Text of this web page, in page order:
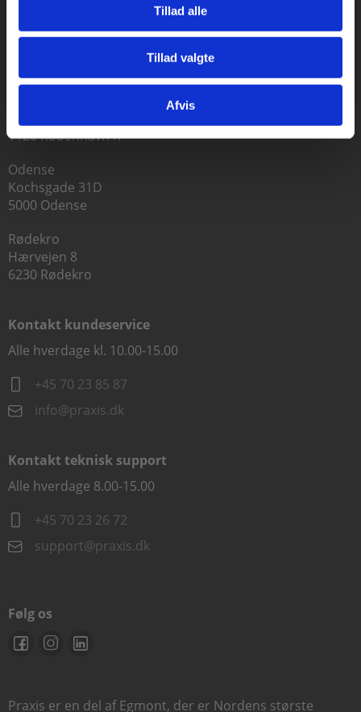
Tillad alle
Tillad valgte
Afvis
1120 København K
Odense
Kochsgade 31D
5000 Odense
Rødekro
Hærvejen 8
6230 Rødekro
Kontakt kundeservice
Alle hverdage kl. 10.00-15.00
+45 70 23 85 87
info@praxis.dk
Kontakt teknisk support
Alle hverdage 8.00-15.00
+45 70 23 26 72
support@praxis.dk
Følg os
Praxis er en del af Egmont, der er Nordens største
Gå til praxisOnline